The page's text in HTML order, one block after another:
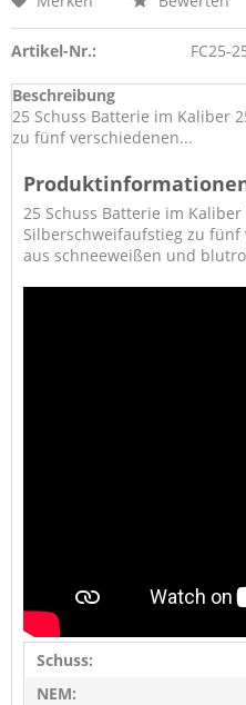
Artikel-Nr.: FC25-
Beschreibung
25 Schuss Batterie im Kaliber
zu fünf verschiedenen...
25 Schuss Batterie im
Silberschweifaufstieg zu
aus schneeweißen und
Schuss:
NEM: